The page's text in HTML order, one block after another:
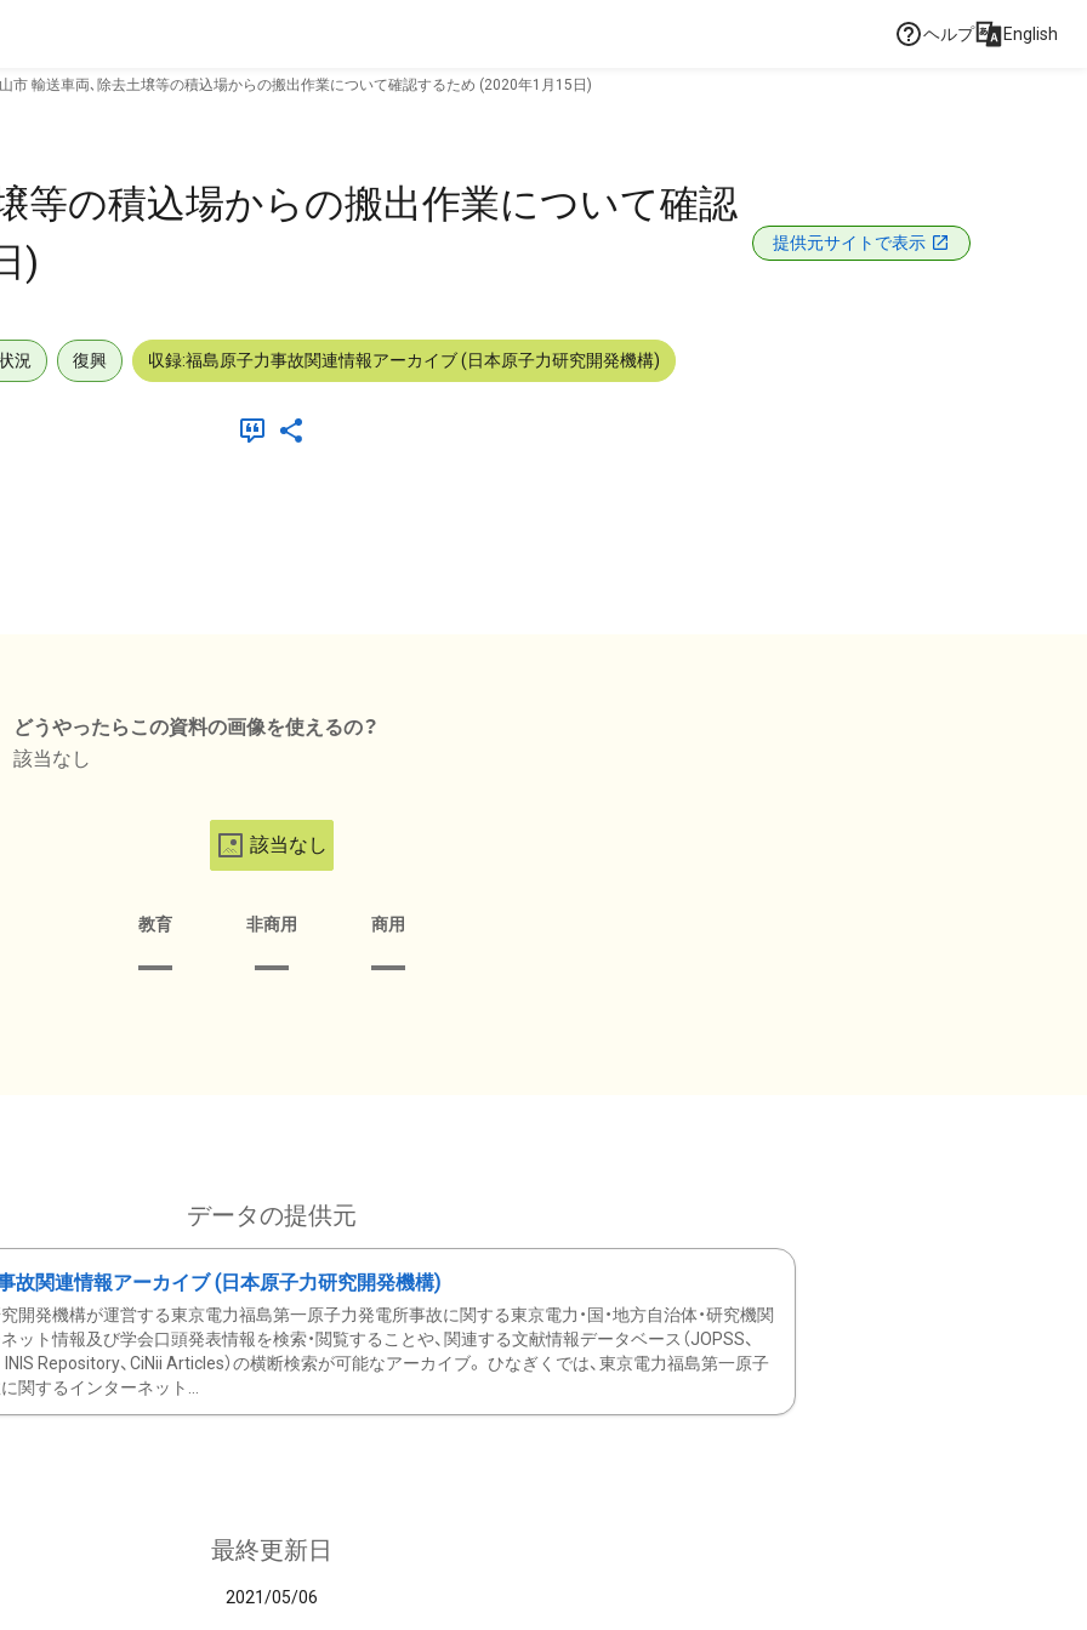
ヘルプ English
市 輸送車両､除去土壌等の積込場からの搬出作業について確認するため (2020年1月15日)
等の積込場からの搬出作業について確認
)
提供元サイトで表示
況 復興 収録:福島原子力事故関連情報アーカイブ (日本原子力研究開発機構)
どうやったらこの資料の画像を使えるの？
該当なし
該当なし
教育 非商用 商用
データの提供元
故関連情報アーカイブ (日本原子力研究開発機構)
開発機構が運営する東京電力福島第一原子力発電所事故に関する東京電力・国・地方自治体・研究機関
ット情報及び学会口頭発表情報を検索・閲覧することや、関連する文献情報データベース（JOPSS、
INIS Repository、CiNii Articles）の横断検索が可能なアーカイブ。 ひなぎくでは、東京電力福島第一原子
関するインターネット...
最終更新日
2021/05/06